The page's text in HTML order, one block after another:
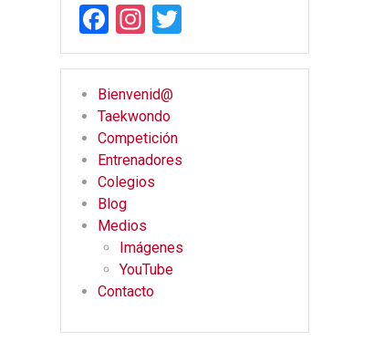
F
a
ce
b
o
o
k
In
st
a
gr
a
m
wi
tt
Bienvenid@
Taekwondo
Competición
Entrenadores
Colegios
Blog
Medios
Imágenes
YouTube
Contacto